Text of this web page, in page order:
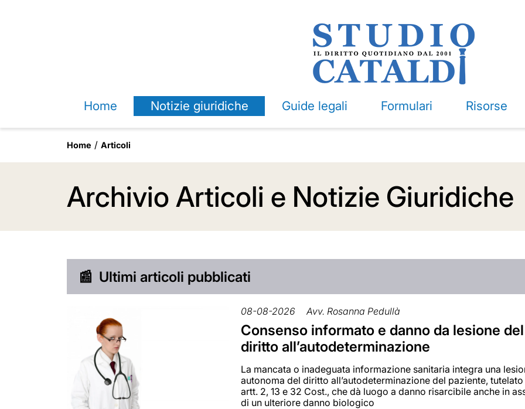
Home Notizie giuridiche Guide legali Formulari Risorse
Home Articoli
Archivio Articoli e Notizie Giuridiche
📰 Ultimi articoli pubblicati
08-08-2026 Avv. Rosanna Pedullà
Consenso informato e danno da lesione del
diritto all’autodeterminazione
La mancata o inadeguata informazione sanitaria integra una
autonoma del diritto all’autodeterminazione del paziente,
artt. 2, 13 e 32 Cost., che dà luogo a danno risarcibile anche in
di un ulteriore danno biologico